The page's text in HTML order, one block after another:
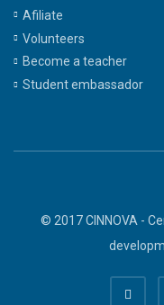
Afiliate
Volunteers
Become a teacher
Student embassador
© 2017 CINNOVA -